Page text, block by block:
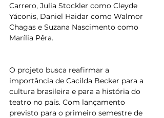
Carrero, Julia Stockler como Cleyde
Yáconis, Daniel Haidar como Walmor
Chagas e Suzana Nascimento como
Marília Pêra.
O projeto busca reafirmar a
importância de Cacilda Becker para a
cultura brasileira e para a história do
teatro no país. Com lançamento
previsto para o primeiro semestre de